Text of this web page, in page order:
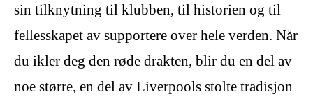
sin tilknytning til klubben, til historien og til
fellesskapet av supportere over hele verden. Når
du ikler deg den røde drakten, blir du en del av
noe større, en del av Liverpools stolte tradisjon